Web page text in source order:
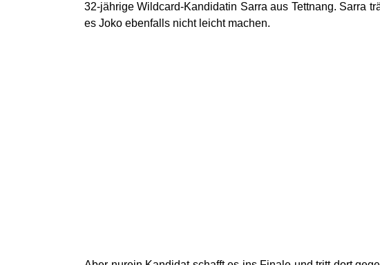
32-jährige Wildcard-Kandidatin Sarra aus Tettnang. Sarra
es Joko ebenfalls nicht leicht machen.